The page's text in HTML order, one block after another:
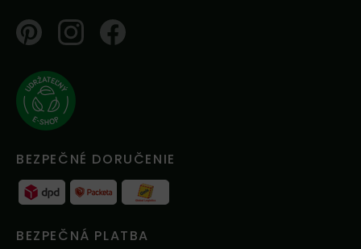
PinterestInstagramFacebook
BEZPEČNÉ DORUČENIE
BEZPEČNÁ PLATBA